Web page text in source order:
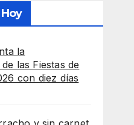
la
las Fiestas de
con diez días